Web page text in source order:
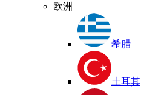
欧洲
希腊
土耳其